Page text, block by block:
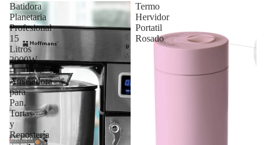
Batidora
Planetaria
Profesional
15
Litros
2000W
–
Amasadora
para
Pan,
Tortas
y
Repostería
Termo
Hervidor
Portatil
Rosado